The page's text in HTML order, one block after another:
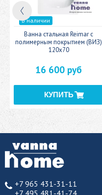
В наличии
Ванна стальная Reimar с
полимерным покрытием (ВИЗ)
120x70
16 600 руб
+7 965 431-31-11
+7 495 481-41-74